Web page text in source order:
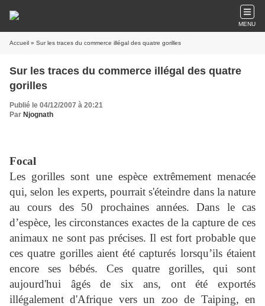
MENU
Accueil » Sur les traces du commerce illégal des quatre gorilles
Sur les traces du commerce illégal des quatre
gorilles
Publié le 04/12/2007 à 20:21
Par Njognath
Focal
Les gorilles sont une espèce extrêmement menacée
qui, selon les experts, pourrait s'éteindre dans la nature
au cours des 50 prochaines années. Dans le cas
d’espèce, les circonstances exactes de la capture de ces
animaux ne sont pas précises. Il est fort probable que
ces quatre gorilles aient été capturés lorsqu’ils étaient
encore ses bébés. Ces quatre gorilles, qui sont
aujourd'hui âgés de six ans, ont été exportés
illégalement d'Afrique vers un zoo de Taiping, en